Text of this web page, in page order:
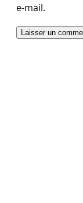
e-mail.